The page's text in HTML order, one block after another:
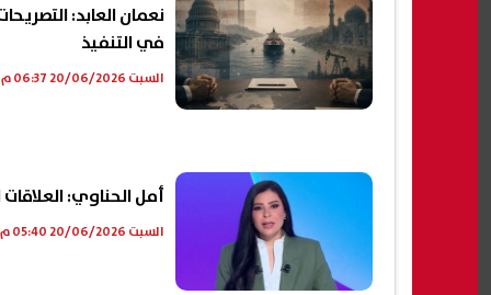
نعمان العابد:
في التنفيذ
السبت 20/06/2026 06:37 م
أمل الحناوي:
السبت 20/06/2026 05:40 م